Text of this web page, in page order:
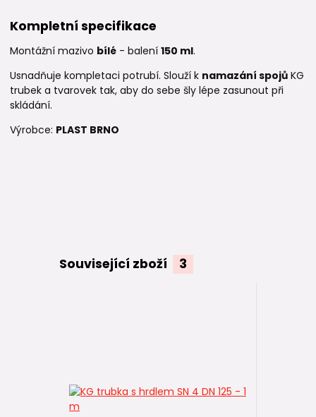
Kompletní specifikace
Montážní mazivo bílé - balení 150 ml.
Usnadňuje kompletaci potrubí. Slouží k namazání spojů KG
trubek a tvarovek tak, aby do sebe šly lépe zasunout při
skládání.
Výrobce: PLAST BRNO
Související zboží 3